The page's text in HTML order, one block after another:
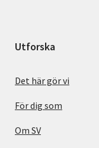
Utforska
Det här gör vi
För dig som
Om SV